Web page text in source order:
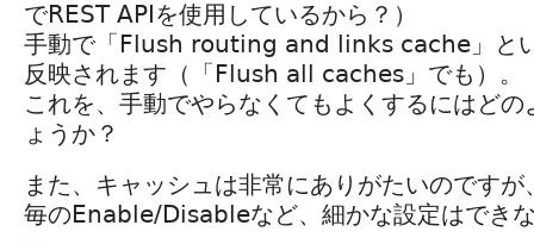
でREST APIを使用しているから？）
手動で「Flush routing and links cache」と
反映されます（「Flush all caches」でも）。
これを、手動でやらなくてもよくするにはど
ょうか？
また、キャッシュは非常にありがたいのです
毎のEnable/Disableなど、細かな設定はでき